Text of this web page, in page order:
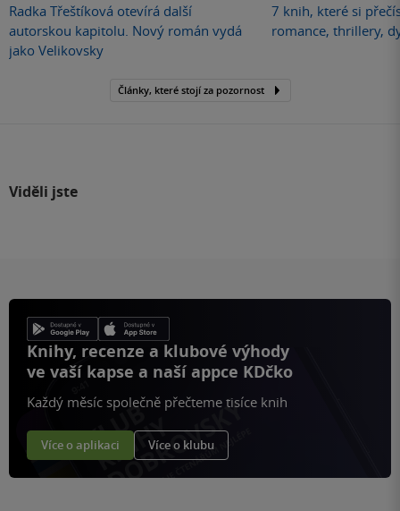
Radka Třeštíková otevírá další
autorskou kapitolu. Nový román vydá
jako Velikovsky
7 knih, které si
romance, thrillery,
Články, které stojí za pozornost
Viděli jste
Knihy, recenze a klubové výhody
ve vaší kapse a naší appce KDčko
Každý měsíc společně přečteme tisíce knih
Více o aplikaci Více o klubu